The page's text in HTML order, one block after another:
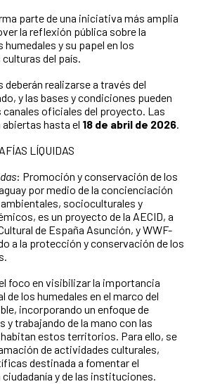
parte de una iniciativa más amplia
la reflexión pública sobre la
y su papel en los
del país.
realizarse a través del
y las bases y condiciones pueden
oficiales del proyecto. Las
hasta el 18 de abril de 2026.
LÍQUIDAS
: Promoción y conservación de los
por medio de la concienciación
socioculturales y
es un proyecto de la AECID, a
de España Asunción, y WWF-
a la protección y conservación de los
foco en visibilizar la importancia
de los humedales en el marco del
incorporando un enfoque de
y trabajando de la mano con las
estos territorios. Para ello, se
de actividades culturales,
destinada a fomentar el
y de las instituciones.